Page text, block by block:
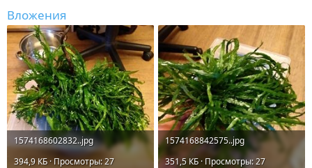
Вложения
1574168602832..jpg
394,9 КБ · Просмотры: 27
1574168842575..jpg
351,5 КБ · Просмотры: 27